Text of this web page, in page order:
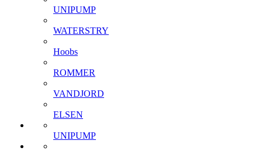
UNIPUMP
WATERSTRY
Hoobs
ROMMER
VANDJORD
ELSEN
UNIPUMP